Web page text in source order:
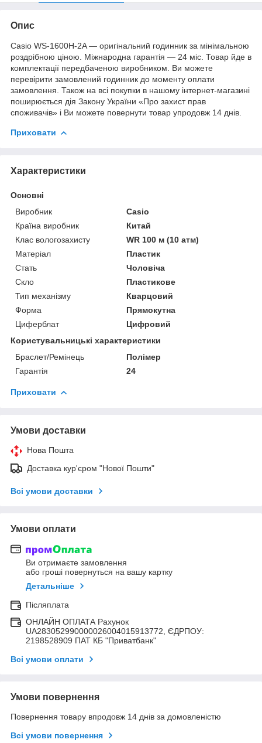
Опис
Casio WS-1600H-2A — оригінальний годинник за мінімальною
роздрібною ціною. Міжнародна гарантія — 24 міс. Товар йде в
комплектації передбаченою виробником. Ви можете
перевірити замовлений годинник до моменту оплати
замовлення. Також на всі покупки в нашому інтернет-магазині
поширюється дія Закону України «Про захист прав
споживачів» і Ви можете повернути товар упродовж 14 днів.
Приховати
Характеристики
Основні
Виробник
Casio
Країна виробник
Китай
Клас вологозахисту
WR 100 м (10 атм)
Матеріал
Пластик
Стать
Чоловіча
Скло
Пластикове
Тип механізму
Кварцовий
Форма
Прямокутна
Циферблат
Цифровий
Користувальницькі характеристики
Браслет/Ремінець
Полімер
Гарантія
24
Приховати
Умови доставки
Нова Пошта
Доставка кур'єром "Нової Пошти"
Всі умови доставки
Умови оплати
Ви отримаєте замовлення
або гроші повернуться на вашу картку
Детальніше
Післяплата
ОНЛАЙН ОПЛАТА Рахунок
UA283052990000026004015913772, ЄДРПОУ:
2198528909 ПАТ КБ "Приватбанк"
Всі умови оплати
Умови повернення
Повернення товару впродовж 14 днів за домовленістю
Всі умови повернення